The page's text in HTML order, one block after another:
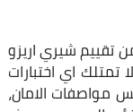
تقييم شيري اريزو
تمتلك اي اختبارات
مواصفات الامان،